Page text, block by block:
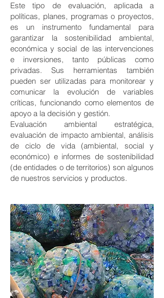
Este tipo de evaluación, aplicada a
políticas, planes, programas o proyectos,
es un instrumento fundamental para
garantizar la sostenibilidad ambiental,
económica y social de las intervenciones
e inversiones, tanto públicas como
privadas. Sus herramientas también
pueden ser utilizadas para monitorear y
comunicar la evolución de variables
críticas, funcionando como elementos de
apoyo a la decisión y gestión.
Evaluación ambiental estratégica,
evaluación de impacto ambiental, análisis
de ciclo de vida (ambiental, social y
económico) e informes de sostenibilidad
(de entidades o de territorios) son algunos
de nuestros servicios y productos.